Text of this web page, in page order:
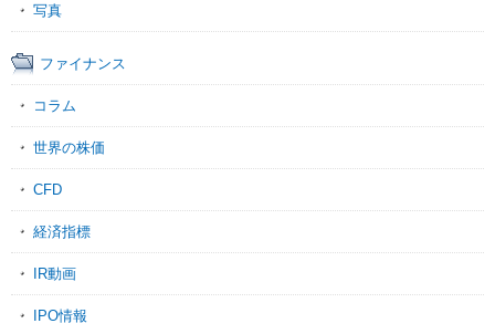
写真
ファイナンス
コラム
世界の株価
CFD
経済指標
IR動画
IPO情報